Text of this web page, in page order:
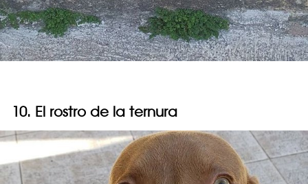
10. El rostro de la ternura